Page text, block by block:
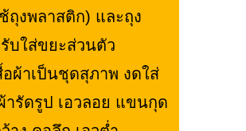
ถุงพลาสติก) และถุง
บใส่ขยะส่วนตัว
สื้อผ้าเป็นชุดสุภาพ งดใส่
ารัดรูป เอวลอย แขนกุด